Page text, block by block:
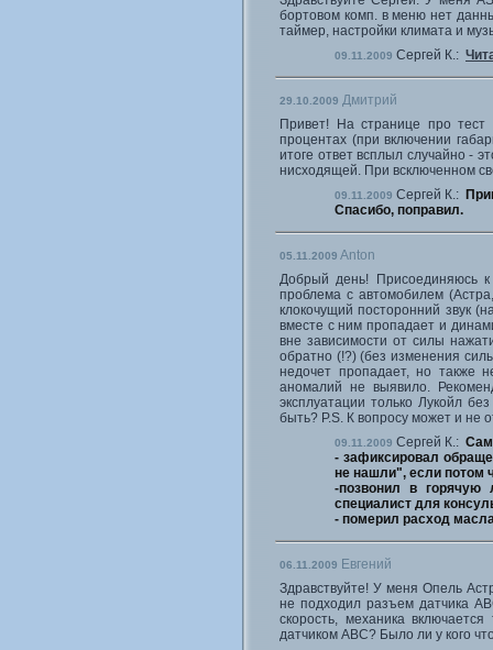
бортовом комп. в меню нет
таймер, настройки климата и
09.11.2009 Сергей К.:
29.10.2009 Дмитрий
Привет! На странице про
процентах (при включении
итоге ответ всплыл случайно -
нисходящей. При всключенном
09.11.2009 Сергей К.:
Спасибо, поправил.
05.11.2009 Anton
Добрый день! Присоединяюсь
проблема с автомобилем
клокочущий посторонний звук
вместе с ним пропадает и
вне зависимости от силы
обратно (!?) (без изменения
недочет пропадает, но также
аномалий не выявило.
эксплуатации только Лукойл
быть? P.S. К вопросу может и не
09.11.2009 Сергей К.: Сам
- зафиксировал
не нашли", если потом
-позвонил в
специалист для
- померил расход
06.11.2009 Евгений
Здравствуйте! У меня Опель
не подходил разъем датчика
скорость, механика
датчиком АВС? Было ли у кого